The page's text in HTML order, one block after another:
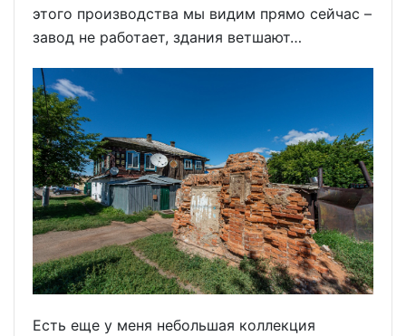
этого производства мы видим прямо сейчас –
завод не работает, здания ветшают…
Есть еще у меня небольшая коллекция